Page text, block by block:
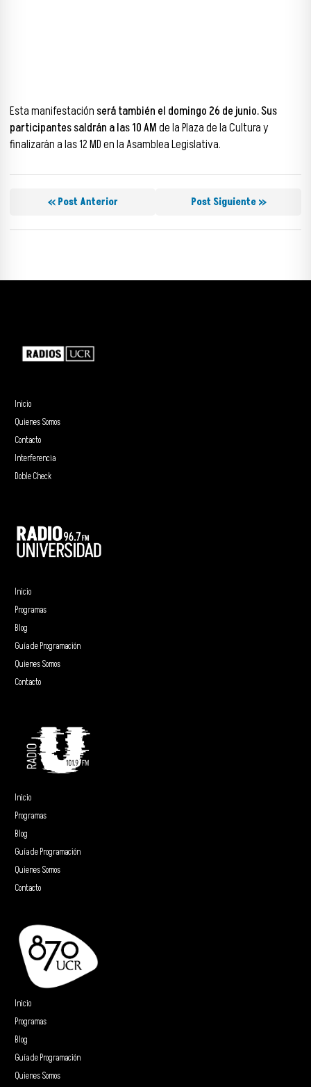
Esta manifestaciónserá también el domingo 26 de junio. Sus
participantes saldrán a las 10 AMde la Plaza de la Cultura y
finalizarán a las 12 MD en la Asamblea Legislativa.
« Post Anterior Post Siguiente »
Inicio
Quienes Somos
Contacto
Interferencia
Doble Check
Inicio
Programas
Blog
Guía de Programación
Quienes Somos
Contacto
Inicio
Programas
Blog
Guía de Programación
Quienes Somos
Contacto
Inicio
Programas
Blog
Guía de Programación
Quienes Somos